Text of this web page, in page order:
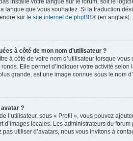
installé votre langue sur le forum, soit le
langue que vous souhaitez. Si la traduction
sur le site internet de phpBB® (en anglais).
à côté de mon nom d’utilisateur ?
à côté de votre nom d’utilisateur lorsque
Elle permet d’indiquer votre activité
grande, est une image connue sous le nom
?
l’utilisateur, sous « Profil », vous pouvez
d’images locales. Les administrateurs du
utiliser d’avatars, nous vous invitons à